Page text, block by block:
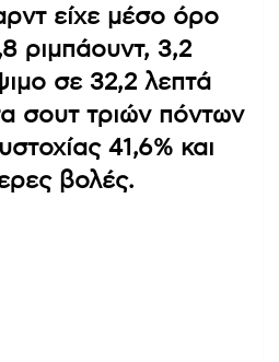
είχε μέσο όρο
ριμπάουντ, 3,2
σε 32,2 λεπτά
σουτ τριών πόντων
41,6% και
βολές.